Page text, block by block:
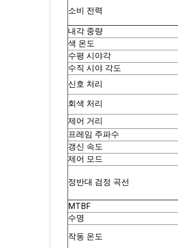
소비 전력
내각 중량
색 온도
수평 시야각
수직 시야 각도
신호 처리
회색 처리
제어 거리
프레임 주파수
갱신 속도
제어 모드
정반대 검정 곡선
MTBF
수명
작동 온도